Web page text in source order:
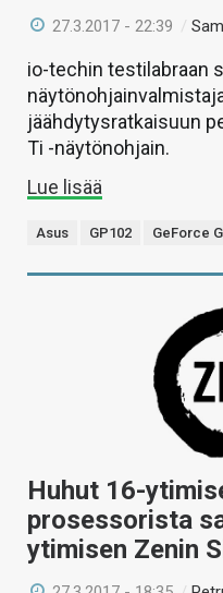
27.3.2017 - 22:39 /
io-techin testilabraan
jäähdytysratkaisuun
Ti -näytönohjain.
Lue lisää
Asus GP102 GeForce
Huhut 16-
prosessorista
ytimisen Zenin